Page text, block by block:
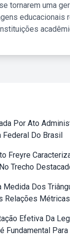
tornarem uma
educacionais
Por Ato
Federal Do Brasil
Freyre
Trecho
Medida Dos
Relações Métricas
Efetiva Da
Fundamental Para